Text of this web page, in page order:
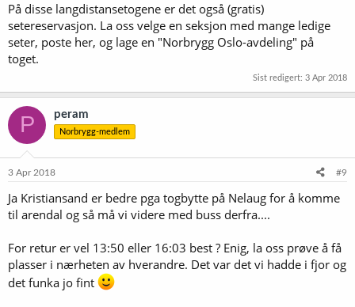
På disse langdistansetogene er det også (gratis)
setereservasjon. La oss velge en seksjon med mange ledige
seter, poste her, og lage en "Norbrygg Oslo-avdeling" på
toget.
Sist redigert: 3 Apr 2018
P peram
Norbrygg-medlem
3 Apr 2018 #9
Ja Kristiansand er bedre pga togbytte på Nelaug for å komme
til arendal og så må vi videre med buss derfra....
For retur er vel 13:50 eller 16:03 best ? Enig, la oss prøve å få
plasser i nærheten av hverandre. Det var det vi hadde i fjor og
det funka jo fint